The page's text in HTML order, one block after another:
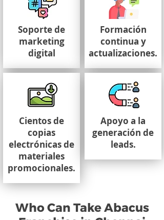
Soporte de
marketing
digital
Cientos de
copias
electrónicas de
materiales
promocionales.
Formación
continua y
actualizaciones.
Apoyo a la
generación de
leads.
Who Can Take Abacus